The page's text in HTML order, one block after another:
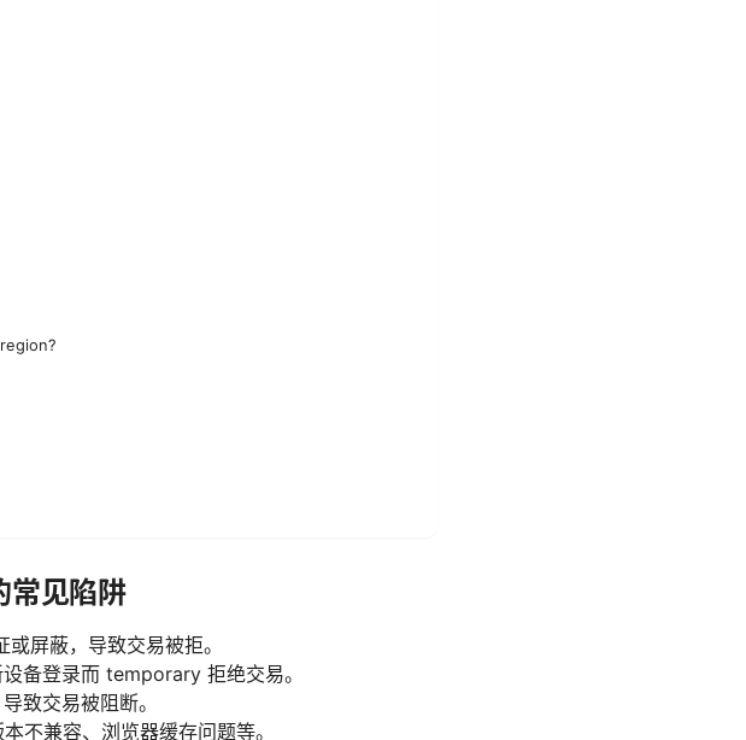
常见陷阱
屏蔽，导致交易被拒。
备登录而 temporary 拒绝交易。
致交易被阻断。
不兼容、浏览器缓存问题等。